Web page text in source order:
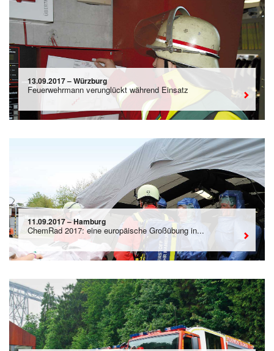
13.09.2017 – Würzburg
Feuerwehrmann verunglückt während Einsatz
11.09.2017 – Hamburg
ChemRad 2017: eine europäische Großübung in...